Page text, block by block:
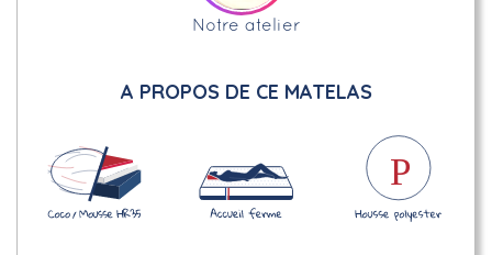
Notre atelier
A PROPOS DE CE MATELAS